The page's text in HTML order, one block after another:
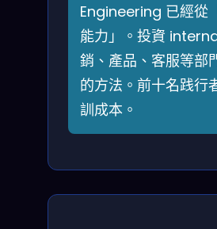
Engineering 已經從
能力」。投資
銷、產品、客服等部
的方法。前十名践行
訓成本。